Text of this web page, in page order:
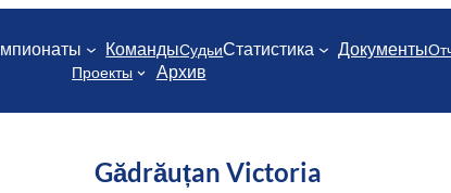
КомандыСудьиСтатистика Документы
Проекты
Архив
Gădrăuțan Victoria